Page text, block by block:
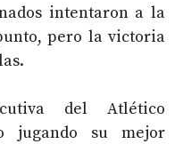
intentaron a la
pero la victoria
del Atlético
jugando su mejor